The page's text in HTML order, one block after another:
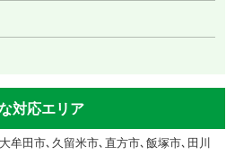
対応エリア
牟田市､久留米市､直方市､飯塚市､田川